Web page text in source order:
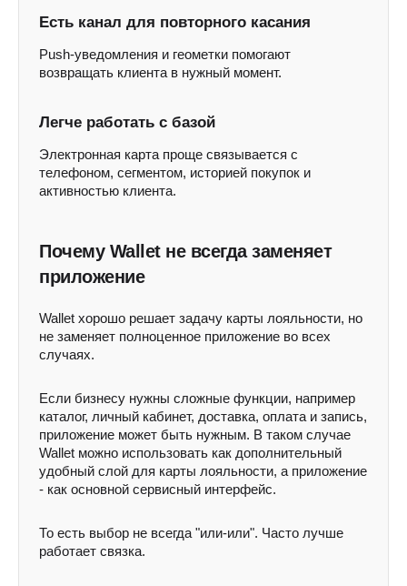
Есть канал для повторного касания
Push-уведомления и геометки помогают
возвращать клиента в нужный момент.
Легче работать с базой
Электронная карта проще связывается с
телефоном, сегментом, историей покупок и
активностью клиента.
Почему Wallet не всегда заменяет
приложение
Wallet хорошо решает задачу карты лояльности, но
не заменяет полноценное приложение во всех
случаях.
Если бизнесу нужны сложные функции, например
каталог, личный кабинет, доставка, оплата и запись,
приложение может быть нужным. В таком случае
Wallet можно использовать как дополнительный
удобный слой для карты лояльности, а приложение
- как основной сервисный интерфейс.
То есть выбор не всегда "или-или". Часто лучше
работает связка.